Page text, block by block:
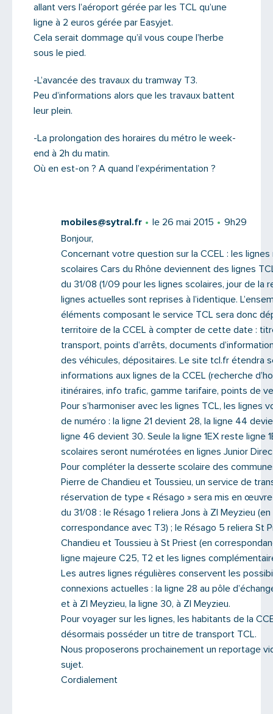
allant vers l’aéroport gérée par les TCL qu’une
ligne à 2 euros gérée par Easyjet.
Cela serait dommage qu’il vous coupe l’herbe
sous le pied.
-L’avancée des travaux du tramway T3.
Peu d’informations alors que les travaux battent
leur plein.
-La prolongation des horaires du métro le week-
end à 2h du matin.
Où en est-on ? A quand l’expérimentation ?
mobiles@sytral.fr le 26 mai 2015
9h29
Bonjour,
Concernant votre question sur la CCEL : les
scolaires Cars du Rhône deviennent des lignes
du 31/08 (1/09 pour les lignes scolaires, jour de la
lignes actuelles sont reprises à l’identique.
éléments composant le service TCL sera donc
territoire de la CCEL à compter de cette date :
transport, points d’arrêts, documents
des véhicules, dépositaires. Le site tcl.fr étendra
informations aux lignes de la CCEL (recherche
itinéraires, info trafic, gamme tarifaire, points de
Pour s’harmoniser avec les lignes TCL, les lignes
de numéro : la ligne 21 devient 28, la ligne 44
ligne 46 devient 30. Seule la ligne 1EX reste ligne
scolaires seront numérotées en lignes Junior
Pour compléter la desserte scolaire des
Pierre de Chandieu et Toussieu, un service de
réservation de type « Résago » sera mis en
du 31/08 : le Résago 1 reliera Jons à ZI Meyzieu (en
correspondance avec T3) ; le Résago 5 reliera St
Chandieu et Toussieu à St Priest (en
ligne majeure C25, T2 et les lignes
Les autres lignes régulières conservent les
connexions actuelles : la ligne 28 au pôle
et à ZI Meyzieu, la ligne 30, à ZI Meyzieu.
Pour voyager sur les lignes, les habitants de la
désormais posséder un titre de transport TCL.
Nous proposerons prochainement un reportage
sujet.
Cordialement